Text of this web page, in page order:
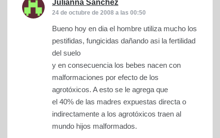
Julianna Sanchez
24 de octubre de 2008 a las 00:50
Bueno hoy en dia el hombre utiliza mucho los
pestifidas, fungicidas dañando asi la fertilidad
del suelo
y en consecuencia los bebes nacen con
malformaciones por efecto de los
agrotóxicos. A esto se le agrega que
el 40% de las madres expuestas directa o
indirectamente a los agrotóxicos traen al
mundo hijos malformados.